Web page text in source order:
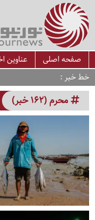
صفحه اصلی عناوین
خط خبر
محرم (162 خبر)